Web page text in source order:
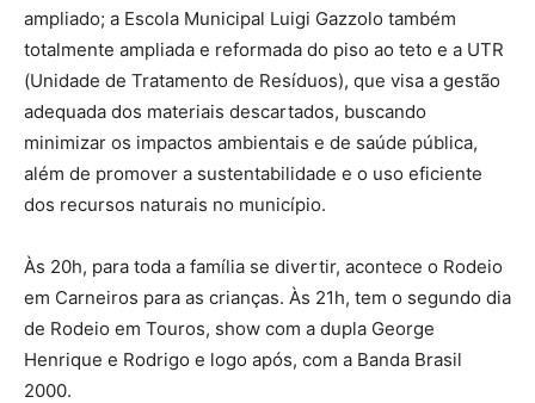
ampliado; a Escola Municipal Luigi Gazzolo também
totalmente ampliada e reformada do piso ao teto e a UTR
(Unidade de Tratamento de Resíduos), que visa a gestão
adequada dos materiais descartados, buscando
minimizar os impactos ambientais e de saúde pública,
além de promover a sustentabilidade e o uso eficiente
dos recursos naturais no município.
Às 20h, para toda a família se divertir, acontece o Rodeio
em Carneiros para as crianças. Às 21h, tem o segundo dia
de Rodeio em Touros, show com a dupla George
Henrique e Rodrigo e logo após, com a Banda Brasil
2000.